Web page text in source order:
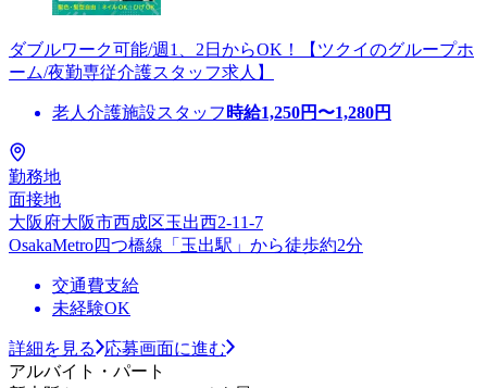
ダブルワーク可能/週1、2日からOK！【ツクイのグループホ
ーム/夜勤専従介護スタッフ求人】
老人介護施設スタッフ 時給1,250円〜1,280円
勤務地
面接地
大阪府大阪市西成区玉出西2-11-7
OsakaMetro四つ橋線「玉出駅」から徒歩約2分
交通費支給
未経験OK
詳細を見る
応募画面に進む
アルバイト・パート